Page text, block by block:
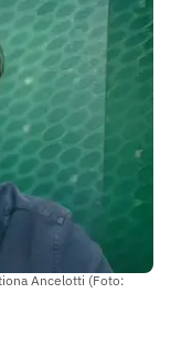
Ancelotti (Foto: